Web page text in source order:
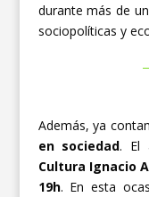
durante más de
sociopolíticas y
Además, ya
en sociedad. El
Cultura Ignacio
19h. En esta